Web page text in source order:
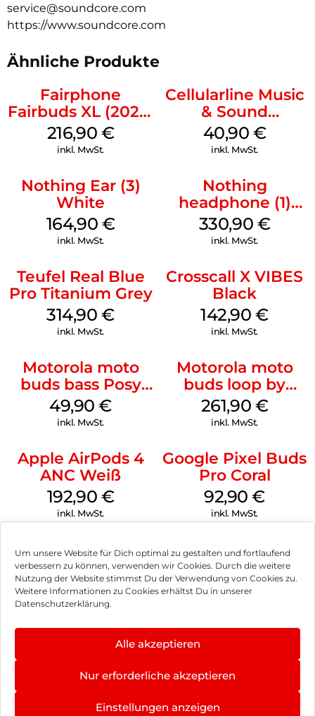
Um unsere Website für Dich optimal zu gestalten und fortlaufend
verbessern zu können, verwenden wir Cookies. Durch die weitere
Nutzung der Website stimmst Du der Verwendung von Cookies zu.
Weitere Informationen zu Cookies erhältst Du in unserer
Datenschutzerklärung.
Alle akzeptieren
Nur erforderliche akzeptieren
Einstellungen anzeigen
service@soundcore.com
https://www.soundcore.com
Ähnliche Produkte
Fairphone
Fairbuds XL (2025)
Horizon Black
216,90 €
inkl. MwSt.
Cellularline Music
& Sound
Bluetooth
Headphone MAXI
40,90 €
inkl. MwSt.
Nothing Ear (3)
White
164,90 €
inkl. MwSt.
Nothing
headphone (1)
Schwarz
330,90 €
inkl. MwSt.
Teufel Real Blue
Pro Titanium Grey
314,90€
inkl. MwSt.
Crosscall X VIBES
Black
142,90€
inkl. MwSt.
Motorola moto
buds bass Posy
Green
49,90€
inkl. MwSt.
Motorola moto
buds loop by
Swarovski French
Oak
261,90 €
inkl. MwSt.
Apple AirPods 4
ANC Weiß
192,90 €
inkl. MwSt.
Google Pixel Buds
Pro Coral
92,90€
inkl. MwSt.
Impressum
Hinweis zur Batterieentsorgung